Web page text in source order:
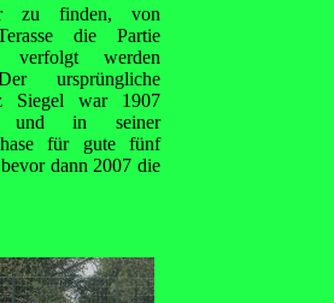
zu finden, von
die Partie
verfolgt werden
ursprüngliche
Siegel war 1907
und in seiner
für gute fünf
dann 2007 die